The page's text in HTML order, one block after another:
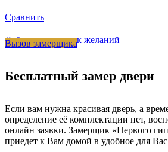
Сравнить
Добавить в список желаний
Вызов замерщика
Бесплатный замер двери
Если вам нужна красивая дверь, а
определение её комплектации нет,
онлайн заявки. Замерщик «Первого
приедет к Вам домой в удобное для